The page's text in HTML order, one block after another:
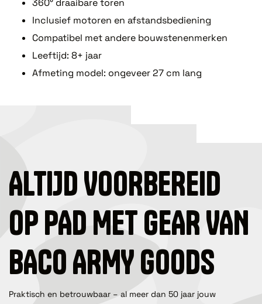
360° draaibare toren
Inclusief motoren en afstandsbediening
Compatibel met andere bouwstenenmerken
Leeftijd: 8+ jaar
Afmeting model: ongeveer 27 cm lang
ALTIJD VOORBEREID
OP PAD MET GEAR VAN
BACO ARMY GOODS
Praktisch en betrouwbaar – al meer dan 50 jaar jouw